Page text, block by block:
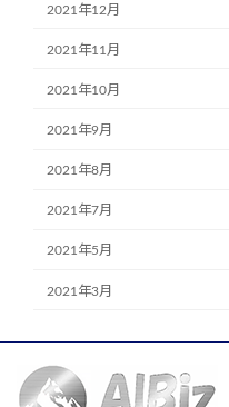
2021年12月
2021年11月
2021年10月
2021年9月
2021年8月
2021年7月
2021年5月
2021年3月